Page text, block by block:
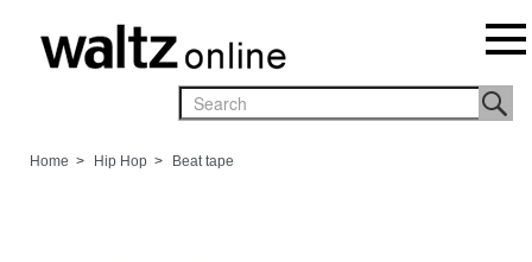
Home > Hip Hop > Beat tape